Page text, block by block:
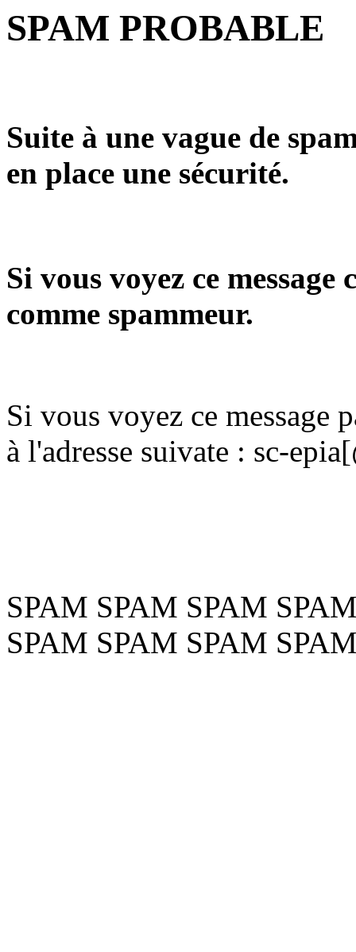
SPAM PROBABLE
Suite à une vague de
en place une sécurité.
Si vous voyez ce message
comme spammeur.
Si vous voyez ce message
à l'adresse suivate : sc-
SPAM SPAM SPAM
SPAM SPAM SPAM